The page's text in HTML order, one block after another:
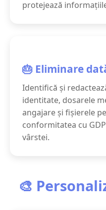
protejează
🎂 Eliminare
Identifică și
identitate, dosarele
angajare și fișierele
conformitatea cu
vârstei.
🎨